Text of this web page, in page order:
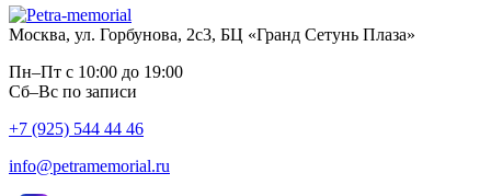
Москва, ул. Горбунова, 2с3, БЦ «Гранд Сетунь Плаза»
Пн–Пт с 10:00 до 19:00
Сб–Вс по записи
+7 (925) 544 44 46
info@petramemorial.ru